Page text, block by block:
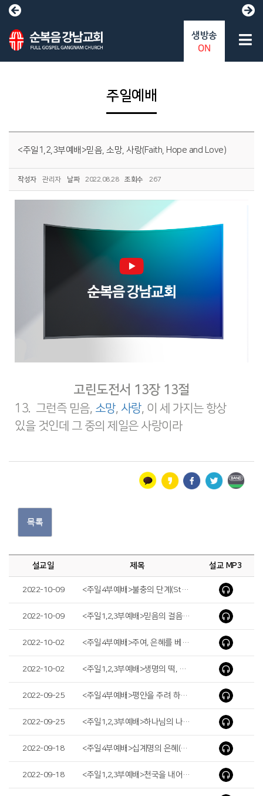
생방송
ON
주일예배
<주일1,2,3부예배>믿음, 소망, 사랑(Faith, Hope and Love)
작성자 관리자 날짜 2022.08.28 조회수 267
고린도전서 13장 13절
13. 그런즉 믿음, 소망, 사랑, 이 세 가지는 항상
있을 것인데 그 중의 제일은 사랑이라
목록
설교일 제목 설교 MP3
2022-10-09 <주일4부예배>불충의 단계(Stages of Disloyalty)
2022-10-09 <주일1,2,3부예배>믿음의 걸음(Step of Faith)
2022-10-02 <주일4부예배>주여, 은혜를 베푸소서(Lord, Be Gracious To Us)
2022-10-02 <주일1,2,3부예배>생명의 떡, 예수(The Bread of Life, Jesus)
2022-09-25 <주일4부예배>평안을 주려 하심이라(It is For My Peace)
2022-09-25 <주일1,2,3부예배>하나님의 나라를 살자(Let’s Live in the Kingdom of God)
2022-09-18 <주일4부예배>십계명의 은혜(Ⅱ) (The Grace of the Ten Commandments) (Ⅱ)
2022-09-18 <주일1,2,3부예배>천국을 내어주시는 하나님(God Who Gives Heaven)